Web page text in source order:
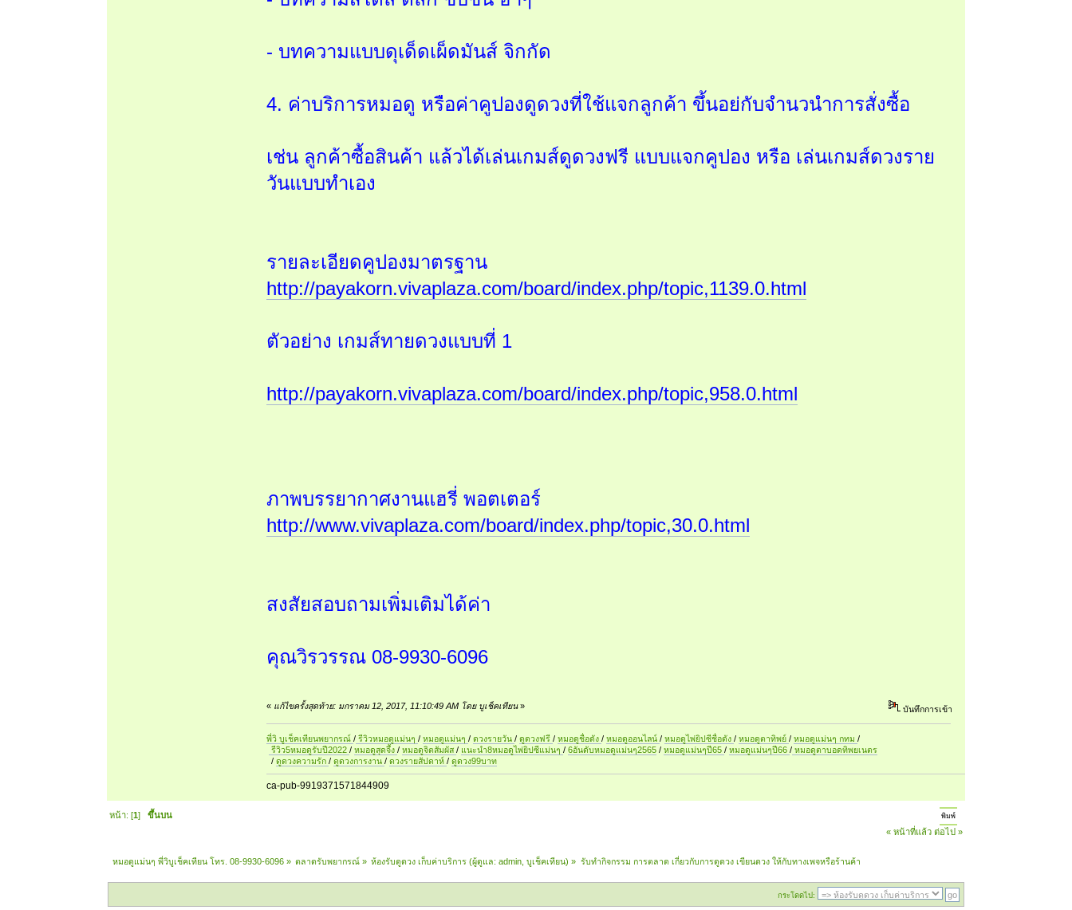
- บทความแบบดุเด็ดเผ็ดมันส์ จิกกัด
4. ค่าบริการหมอดู หรือค่าคูปองดูดวงที่ใช้แจกลูกค้า ขึ้นอย่กับจำนวนำการสั่งซื้อ
เช่น ลูกค้าซื้อสินค้า แล้วได้เล่นเกมส์ดูดวงฟรี แบบแจกคูปอง หรือ เล่นเกมส์ดวงราย
วันแบบทำเอง
รายละเอียดคูปองมาตรฐาน
http://payakorn.vivaplaza.com/board/index.php/topic,1139.0.html
ตัวอย่าง เกมส์ทายดวงแบบที่ 1
http://payakorn.vivaplaza.com/board/index.php/topic,958.0.html
ภาพบรรยากาศงานแฮรี่ พอตเตอร์
http://www.vivaplaza.com/board/index.php/topic,30.0.html
สงสัยสอบถามเพิ่มเติมได้ค่า
คุณวิรวรรณ 08-9930-6096
« แก้ไขครั้งสุดท้าย: มกราคม 12, 2017, 11:10:49 AM โดย บูเช็คเทียน» บันทึกการเข้า
พี่วิ บูเช็คเทียนพยากรณ์/ รีวิวหมอดูแม่นๆ/หมอดูแม่นๆ/ดวงรายวัน/ดูดวงฟรี/หมอดูชื่อดัง/หมอดูออนไลน์/หมอดูไพ่ยิปซีชื่อดัง/หมอดูตาทิพย์/หมอดูแม่นๆ กทม/
รีวิว5หมอดูรับปี2022/หมอดูสุดจึ้ง/หมอดูจิตสัมผัส/ แนะนำ8หมอดูไพ่ยิปซีแม่นๆ/6อันดับหมอดูแม่นๆ2565 /หมอดูแม่นๆปี65/หมอดูแม่นๆปี66/ หมอดูตาบอดทิพยเนตร
/ดูดวงความรัก/ดูดวงการงาน/ดวงรายสัปดาห์/ดูดวง99บาท
ca-pub-9919371571844909
พิมพ์
หน้า: [1] ขึ้นบน
« หน้าที่แล้ว ต่อไป »
หมอดูแม่นๆ พี่วิบูเช็คเทียน โทร. 08-9930-6096» ตลาดรับพยากรณ์» ห้องรับดูดวง เก็บค่าบริการ (ผู้ดูแล:admin ,บูเช็คเทียน) » รับทำกิจกรรม การตลาด เกี่ยวกับการดูดวง เขียนดวง ให้กับทางเพจหรือร้านค้า
กระโดดไป: